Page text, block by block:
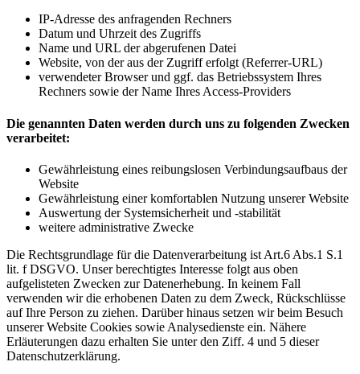
IP-Adresse des anfragenden Rechners
Datum und Uhrzeit des Zugriffs
Name und URL der abgerufenen Datei
Website, von der aus der Zugriff erfolgt (Referrer-URL)
verwendeter Browser und ggf. das Betriebssystem Ihres
Rechners sowie der Name Ihres Access-Providers
Die genannten Daten werden durch uns zu folgenden Zwecken
verarbeitet:
Gewährleistung eines reibungslosen Verbindungsaufbaus der
Website
Gewährleistung einer komfortablen Nutzung unserer Website
Auswertung der Systemsicherheit und -stabilität
weitere administrative Zwecke
Die Rechtsgrundlage für die Datenverarbeitung ist Art.6 Abs.1 S.1
lit. f DSGVO. Unser berechtigtes Interesse folgt aus oben
aufgelisteten Zwecken zur Datenerhebung. In keinem Fall
verwenden wir die erhobenen Daten zu dem Zweck, Rückschlüsse
auf Ihre Person zu ziehen. Darüber hinaus setzen wir beim Besuch
unserer Website Cookies sowie Analysedienste ein. Nähere
Erläuterungen dazu erhalten Sie unter den Ziff. 4 und 5 dieser
Datenschutzerklärung.